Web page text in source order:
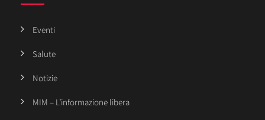
Eventi
Salute
Notizie
MIM – L’informazione libera